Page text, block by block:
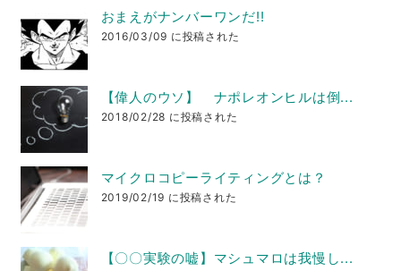
おまえがナンバーワンだ!!
2016/03/09 に投稿された
【偉人のウソ】 ナポレオンヒルは倒...
2018/02/28 に投稿された
マイクロコピーライティングとは？
2019/02/19 に投稿された
【〇〇実験の嘘】マシュマロは我慢し...